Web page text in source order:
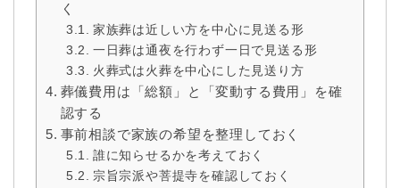
く
家族葬は近しい方を中心に見送る形
一日葬は通夜を行わず一日で見送る形
火葬式は火葬を中心にした見送り方
葬儀費用は「総額」と「変動する費用」を確
認する
事前相談で家族の希望を整理しておく
誰に知らせるかを考えておく
宗旨宗派や菩提寺を確認しておく